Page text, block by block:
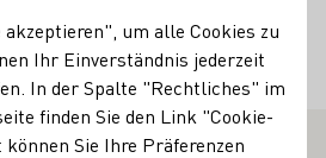
1 Baden
um alle Cookies zu
Ihr Einverständnis jederzeit
In der Spalte "Rechtliches" im
finden Sie den Link "Cookie-
Sie Ihre Präferenzen